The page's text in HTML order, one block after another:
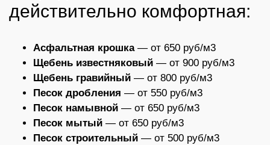
действительно комфортная:
Асфальтная крошка— от 650 руб/м3
Щебень известняковый — от 900 руб/м3
Щебень гравийный — от 800 руб/м3
Песок дробления — от 550 руб/м3
Песок намывной — от 650 руб/м3
Песок мытый — от 650 руб/м3
Песок строительный — от 500 руб/м3